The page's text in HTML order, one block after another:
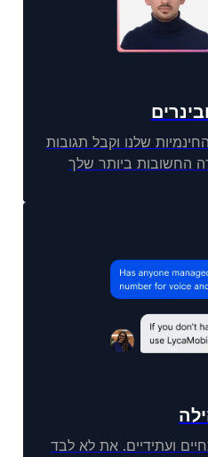
שלנו וקבל תגובות
ועתידיים. את לא לבד